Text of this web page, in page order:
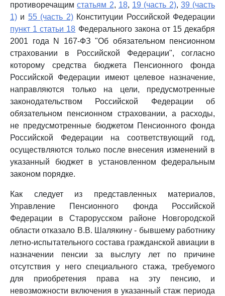
противоречащимстатьям 2, 18, 19 (часть 2), 39 (часть
1) и 55 (часть 2)Конституции Российской Федерации
пункт 1 статьи 18 Федерального закона от 15 декабря
2001 года N 167-ФЗ "Об обязательном пенсионном
страховании в Российской Федерации", согласно
которому средства бюджета Пенсионного фонда
Российской Федерации имеют целевое назначение,
направляются только на цели, предусмотренные
законодательством Российской Федерации об
обязательном пенсионном страховании, а расходы,
не предусмотренные бюджетом Пенсионного фонда
Российской Федерации на соответствующий год,
осуществляются только после внесения изменений в
указанный бюджет в установленном федеральным
законом порядке.
Как следует из представленных материалов,
Управление Пенсионного фонда Российской
Федерации в Старорусском районе Новгородской
области отказало В.В. Шалякину - бывшему работнику
летно-испытательного состава гражданской авиации в
назначении пенсии за выслугу лет по причине
отсутствия у него специального стажа, требуемого
для приобретения права на эту пенсию, и
невозможности включения в указанный стаж периода